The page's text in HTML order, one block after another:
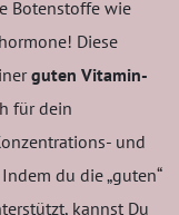
Botenstoffe wie
Diese
guten Vitamin-
für dein
und
du die „guten“
kannst Du